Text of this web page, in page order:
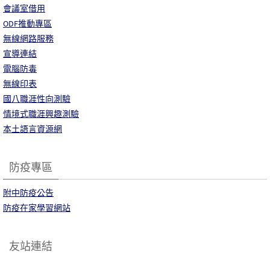
會議室借用
ODF推動專區
無線網路服務
宣導連結
電腦防毒
無線印表
國八職涯性向測驗
情境式職涯興趣測驗
本土語言資源網
防疫專區
附中防疫公告
防疫在家學習網站
友站連結